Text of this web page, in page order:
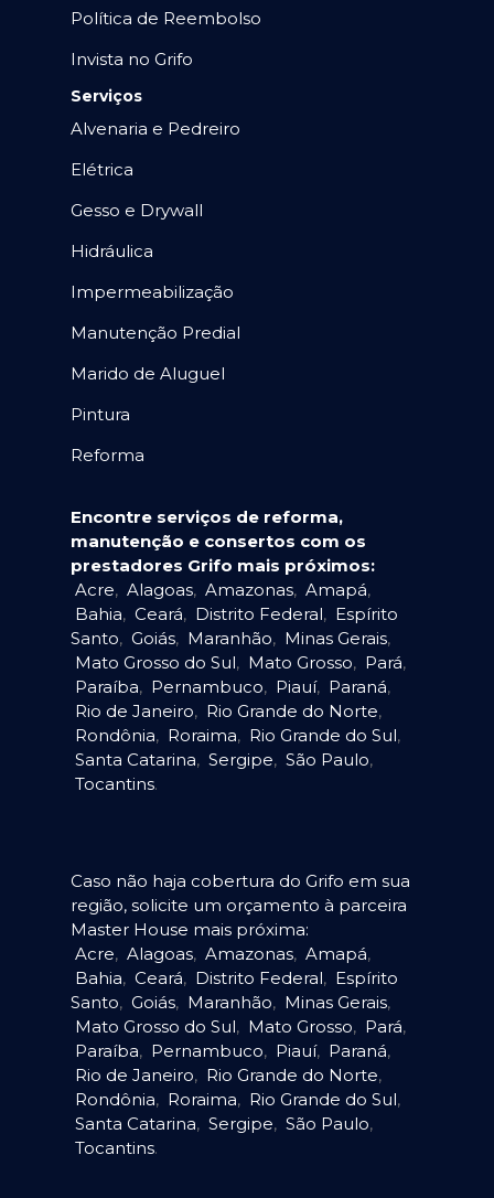
Política de Reembolso
Invista no Grifo
Serviços
Alvenaria e Pedreiro
Elétrica
Gesso e Drywall
Hidráulica
Impermeabilização
Manutenção Predial
Marido de Aluguel
Pintura
Reforma
Encontre serviços de reforma,
manutenção e consertos com os
prestadores Grifo mais próximos:
Acre, Alagoas, Amazonas, Amapá,
Bahia, Ceará, Distrito Federal, Espírito
Santo, Goiás, Maranhão, Minas Gerais,
Mato Grosso do Sul, Mato Grosso, Pará,
Paraíba, Pernambuco, Piauí, Paraná,
Rio de Janeiro, Rio Grande do Norte,
Rondônia, Roraima, Rio Grande do Sul,
Santa Catarina, Sergipe, São Paulo,
Tocantins.
Caso não haja cobertura do Grifo em sua
região, solicite um orçamento à parceira
Master House mais próxima:
Acre, Alagoas, Amazonas, Amapá,
Bahia, Ceará, Distrito Federal, Espírito
Santo, Goiás, Maranhão, Minas Gerais,
Mato Grosso do Sul, Mato Grosso, Pará,
Paraíba, Pernambuco, Piauí, Paraná,
Rio de Janeiro, Rio Grande do Norte,
Rondônia, Roraima, Rio Grande do Sul,
Santa Catarina, Sergipe, São Paulo,
Tocantins.